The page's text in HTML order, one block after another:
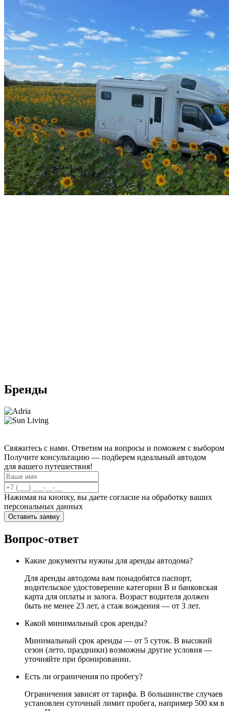
Бренды
Свяжитесь с нами. Ответим на вопросы и поможем с выбором
Получите консультацию — подберем идеальный автодом
для вашего путешествия!
Нажимая на кнопку, вы даете согласие на обработку ваших
персональных данных
Оставить заявку
Вопрос-ответ
Какие документы нужны для аренды автодома?
Для аренды автодома вам понадобятся паспорт,
водительское удостоверение категории B и банковская
карта для оплаты и залога. Возраст водителя должен
быть не менее 23 лет, а стаж вождения — от 3 лет.
Какой минимальный срок аренды?
Минимальный срок аренды — от 5 суток. В высокий
сезон (лето, праздники) возможны другие условия —
уточняйте при бронировании.
Есть ли ограничения по пробегу?
Ограничения зависят от тарифа. В большинстве случаев
установлен суточный лимит пробега, например 500 км в